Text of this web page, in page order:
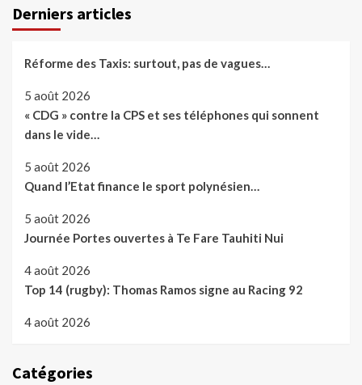
Derniers articles
Réforme des Taxis: surtout, pas de vagues…
5 août 2026
« CDG » contre la CPS et ses téléphones qui sonnent
dans le vide…
5 août 2026
Quand l’Etat finance le sport polynésien…
5 août 2026
Journée Portes ouvertes à Te Fare Tauhiti Nui
4 août 2026
Top 14 (rugby): Thomas Ramos signe au Racing 92
4 août 2026
Catégories